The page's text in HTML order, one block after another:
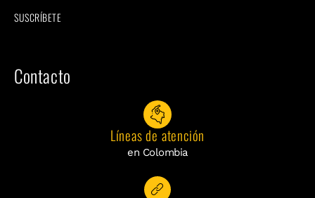
SUSCRÍBETE
Contacto
Líneas de atención
en Colombia